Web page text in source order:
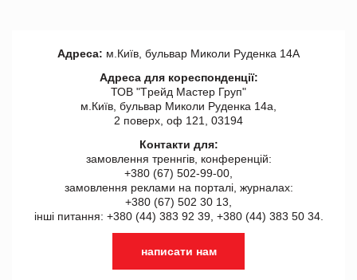
Адреса: м.Київ, бульвар Миколи Руденка 14А
Адреса для кореспонденції:
ТОВ "Tрейд Мастер Груп"
м.Київ, бульвар Миколи Руденка 14а,
2 поверх, оф 121, 03194
Контакти для:
замовлення треннгів, конференцій:
+380 (67) 502-99-00,
замовлення реклами на порталі, журналах:
+380 (67) 502 30 13,
інші питання: +380 (44) 383 92 39, +380 (44) 383 50 34.
написати нам